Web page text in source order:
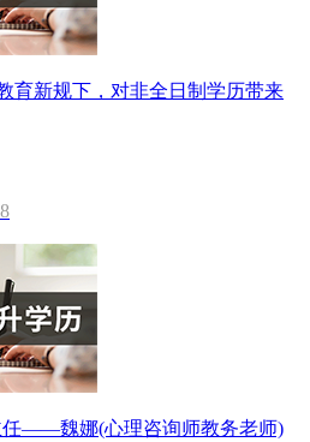
育新规下，对非全日制学历带来
任——魏娜(心理咨询师教务老师)